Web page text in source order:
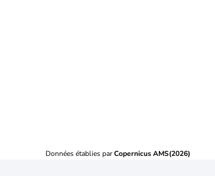
Données établies parCopernicus AMS(2026)